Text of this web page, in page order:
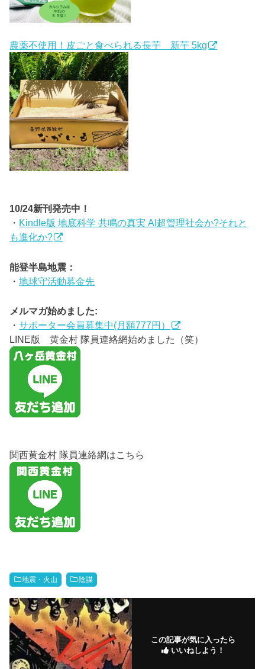
農薬不使用！皮ごと食べられる長芋 新芋 5kg
10/24新刊発売中！
・ Kindle版 地底科学 共鳴の真実 AI超管理社会か?それと
も進化か?
能登半島地震：
・地球守活動募金先
メルマガ始めました:
・サポーター会員募集中(月額777円）
LINE版 黄金村 隊員連絡網始めました（笑）
関西黄金村 隊員連絡網はこちら
地震・火山 陰謀
この記事が気に入ったら
いいねしよう！